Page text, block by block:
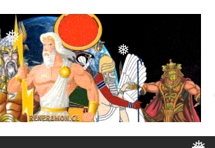
❅
❅
❅❅
❅ ❅